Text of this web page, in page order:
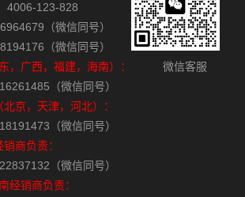
4006-123-828
（微信同号）
（微信同号）
，广西，福建，海南）：
（微信同号）
京，天津，河北）：
（微信同号）
商负责：
（微信同号）
经销商负责：
微信客服